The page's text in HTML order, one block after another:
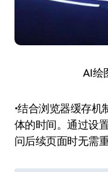
AI绘
•结合浏览器缓存
体的时间。通过设
问后续页面时无需